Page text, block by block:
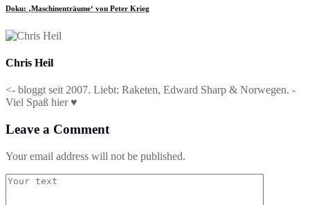
Doku: ‚Maschinenträume‘ von Peter Krieg
Chris Heil
<- bloggt seit 2007. Liebt: Raketen, Edward Sharp & Norwegen. -
Viel Spaß hier ♥
Leave a Comment
Your email address will not be published.